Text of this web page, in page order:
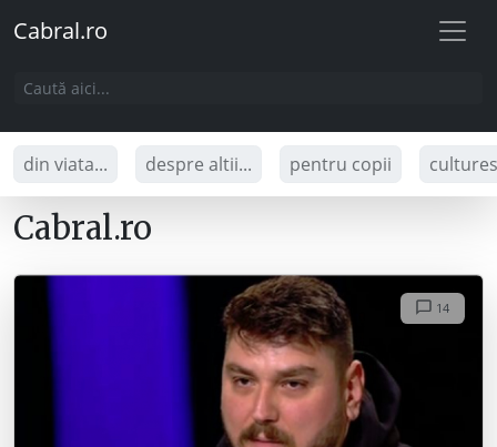
Cabral.ro
din viata... despre altii... pentru copii
Cabral.ro
14